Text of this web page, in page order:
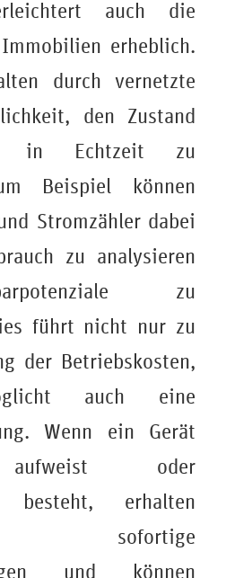
auch die
erheblich.
durch vernetzte
den Zustand
in Echtzeit zu
Beispiel können
Stromzähler dabei
zu analysieren
zu
führt nicht nur zu
der Betriebskosten,
auch eine
Wenn ein Gerät
aufweist oder
besteht, erhalten
sofortige
und können